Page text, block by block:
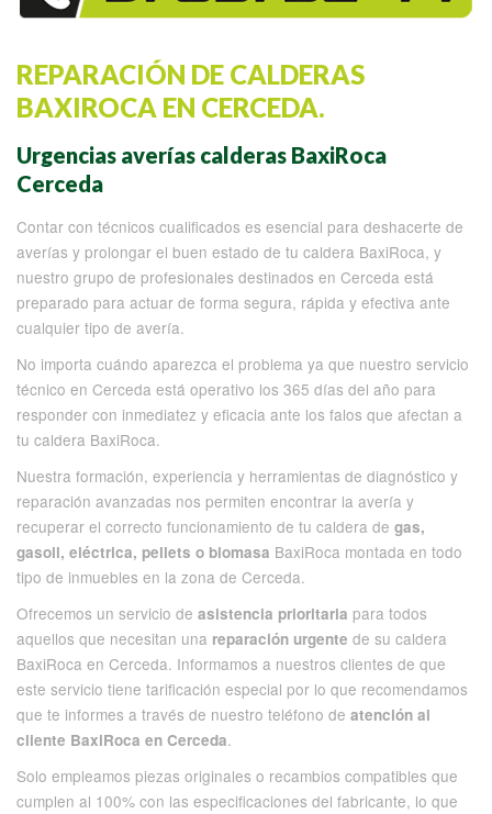
REPARACIÓN DE CALDERAS
BAXIROCA EN CERCEDA.
Urgencias averías calderas BaxiRoca
Cerceda
Contar con técnicos cualificados es esencial para deshacerte de
averías y prolongar el buen estado de tu caldera BaxiRoca, y
nuestro grupo de profesionales destinados en Cerceda está
preparado para actuar de forma segura, rápida y efectiva ante
cualquier tipo de avería.
No importa cuándo aparezca el problema ya que nuestro servicio
técnico en Cerceda está operativo los 365 días del año para
responder con inmediatez y eficacia ante los falos que afectan a
tu caldera BaxiRoca.
Nuestra formación, experiencia y herramientas de diagnóstico y
reparación avanzadas nos permiten encontrar la avería y
recuperar el correcto funcionamiento de tu caldera de gas,
gasoil, eléctrica, pellets o biomasa BaxiRoca montada en todo
tipo de inmuebles en la zona de Cerceda.
Ofrecemos un servicio de asistencia prioritaria para todos
aquellos que necesitan una reparación urgente de su caldera
BaxiRoca en Cerceda. Informamos a nuestros clientes de que
este servicio tiene tarificación especial por lo que recomendamos
que te informes a través de nuestro teléfono de atención al
cliente BaxiRoca en Cerceda.
Solo empleamos piezas originales o recambios compatibles que
cumplen al 100% con las especificaciones del fabricante, lo que